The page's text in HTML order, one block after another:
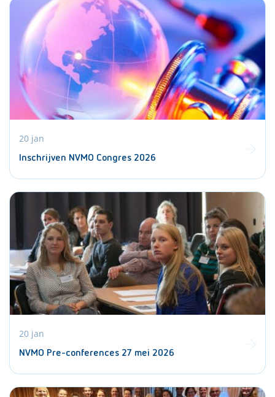
20 jan
Inschrijven NVMO Congres 2026
20 jan
NVMO Pre-conferences 27 mei 2026